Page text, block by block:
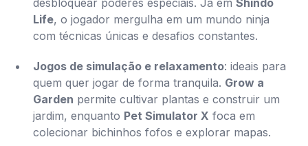
desbloquear poderes especiais. Já em Shindo
Life, o jogador mergulha em um mundo ninja
com técnicas únicas e desafios constantes.
Jogos de simulação e relaxamento: ideais para
quem quer jogar de forma tranquila. Grow a
Garden permite cultivar plantas e construir um
jardim, enquanto Pet Simulator X foca em
colecionar bichinhos fofos e explorar mapas.